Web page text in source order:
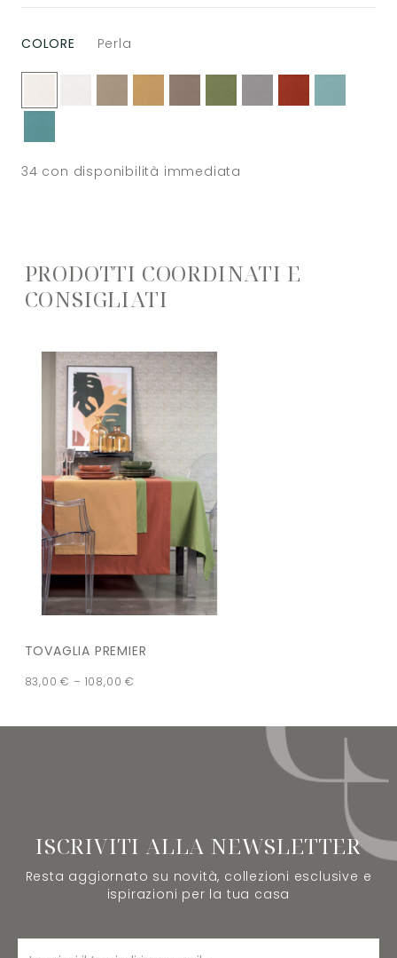
COLORE Perla
34 con disponibilità immediata
PRODOTTI COORDINATI E
CONSIGLIATI
TOVAGLIA PREMIER
83,00€ – 108,00€
ISCRIVITI ALLA NEWSLETTER
Resta aggiornato su novità, collezioni esclusive e
ispirazioni per la tua casa